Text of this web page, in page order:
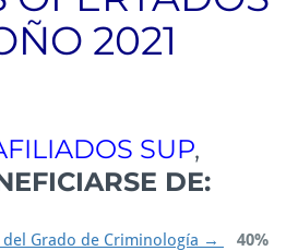
2021
SUP,
DE:
Grado de Criminología →
40%